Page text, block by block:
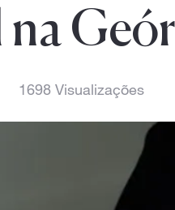
1698 Visualizações